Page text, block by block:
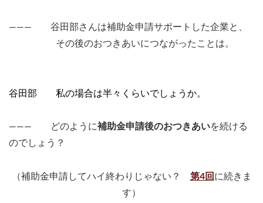
――― 谷田部さんは補助金申請サポートした企業と、
その後のおつきあいにつながったことは。
谷田部 私の場合は半々くらいでしょうか。
――― どのように補助金申請後のおつきあいを続ける
のでしょう？
（補助金申請してハイ終わりじゃない？ 第4回 に続きま
す）